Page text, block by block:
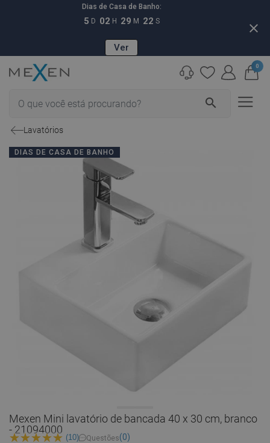
Dias de Casa de Banho:
5 D 02 H 29 M 21 S
Ver
close
search
0
Lavatórios
DIAS DE CASA DE BANHO
Mexen Mini lavatório de bancada 40 x 30 cm, branco
- 21094000
(10) Questões(0)